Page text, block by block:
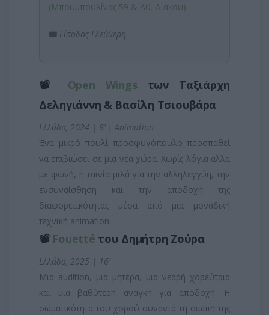
(Μπουμπουλίνας 59 & Αθ. Διάκου)
🎟️ Είσοδος Ελεύθερη
📽️ Open Wings των Ταξιάρχη
Δεληγιάννη & Βασίλη Τσιουβάρα
Ελλάδα, 2024 | 8’ | Animation
Ένα μικρό πουλί προσφυγόπουλο προσπαθεί
να επιβιώσει σε μια νέα χώρα. Χωρίς λόγια αλλά
με φωνή, η ταινία μιλά για την αλληλεγγύη, την
ενσυναίσθηση και την αποδοχή της
διαφορετικότητας μέσα από μια μοναδική
τεχνική animation.
📽️ Fouetté του Δημήτρη Ζούρα
Ελλάδα, 2025 | 16’
Μια audition, μια μητέρα, μια νεαρή χορεύτρια
και μια βαθύτερη ανάγκη για αποδοχή. Η
σωματικότητα του χορού συναντά τη σιωπή της